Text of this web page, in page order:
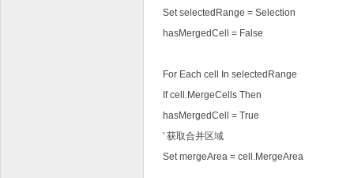
Set selectedRange = Selection
hasMergedCell = False
For Each cell In selectedRange
If cell.MergeCells Then
hasMergedCell = True
' 获取合并区域
Set mergeArea = cell.MergeArea